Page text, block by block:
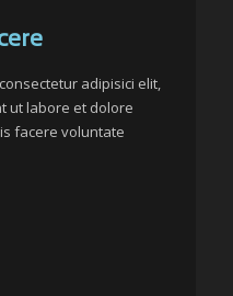
adipisici elit,
ut labore et dolore
facere voluntate